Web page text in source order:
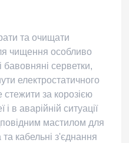
та очищати
чищення особливо
бавовняні серветки,
електростатичного
за корозією
в аварійній ситуації
мастилом для
кабельні з'єднання